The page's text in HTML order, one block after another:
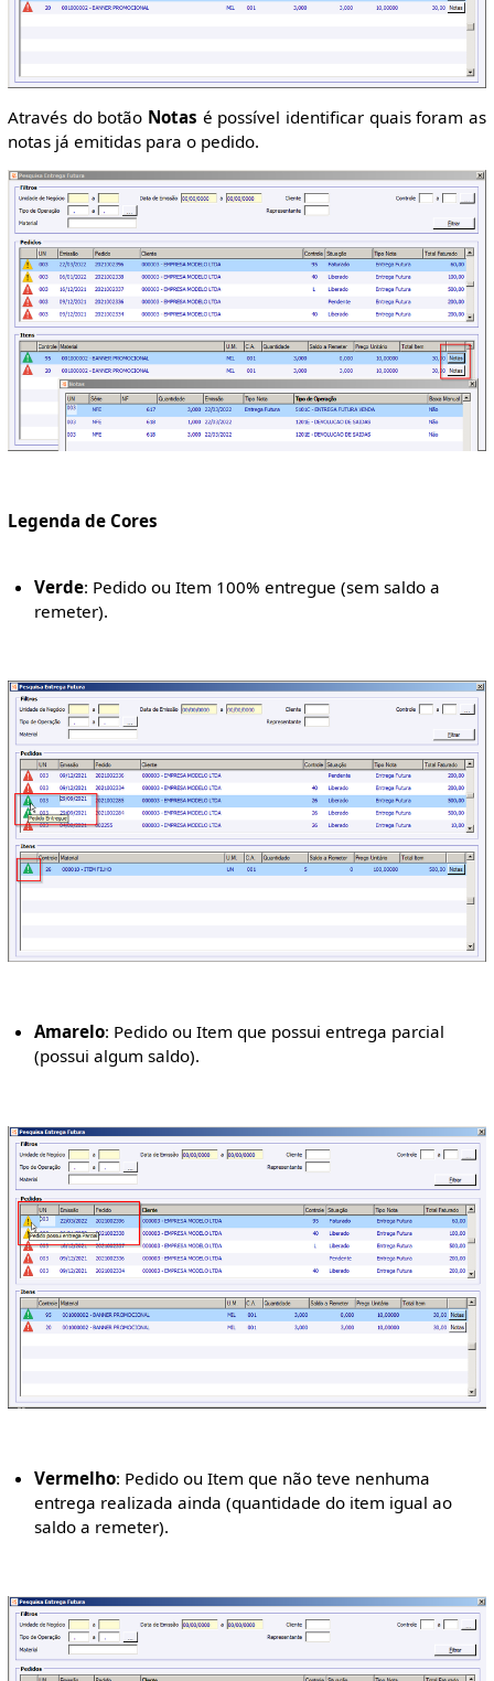
Através do botão Notas é possível identificar quais foram as
notas já emitidas para o pedido.
Legenda de Cores
Verde: Pedido ou Item 100% entregue (sem saldo a
remeter).
Amarelo: Pedido ou Item que possui entrega parcial
(possui algum saldo).
Vermelho: Pedido ou Item que não teve nenhuma
entrega realizada ainda (quantidade do item igual ao
saldo a remeter).